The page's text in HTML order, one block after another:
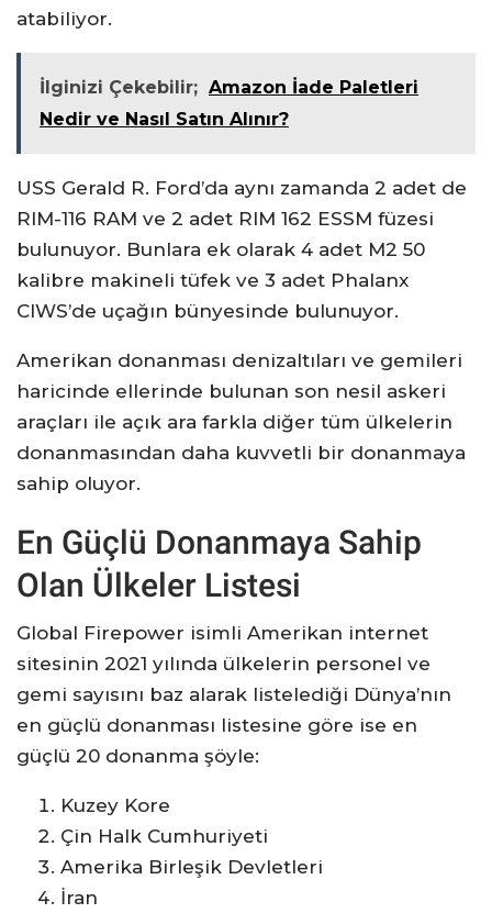
atabiliyor.
İlginizi Çekebilir; Amazon İade Paletleri
Nedir ve Nasıl Satın Alınır?
USS Gerald R. Ford’da aynı zamanda 2 adet de
RIM-116 RAM ve 2 adet RIM 162 ESSM füzesi
bulunuyor. Bunlara ek olarak 4 adet M2 50
kalibre makineli tüfek ve 3 adet Phalanx
CIWS’de uçağın bünyesinde bulunuyor.
Amerikan donanması denizaltıları ve gemileri
haricinde ellerinde bulunan son nesil askeri
araçları ile açık ara farkla diğer tüm ülkelerin
donanmasından daha kuvvetli bir donanmaya
sahip oluyor.
En Güçlü Donanmaya Sahip
Olan Ülkeler Listesi
Global Firepower isimli Amerikan internet
sitesinin 2021 yılında ülkelerin personel ve
gemi sayısını baz alarak listelediği Dünya’nın
en güçlü donanması listesine göre ise en
güçlü 20 donanma şöyle:
Kuzey Kore
Çin Halk Cumhuriyeti
Amerika Birleşik Devletleri
İran